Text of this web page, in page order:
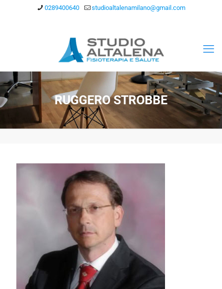
0289400640 studioaltalenamilano@gmail.com
RUGGERO STROBBE